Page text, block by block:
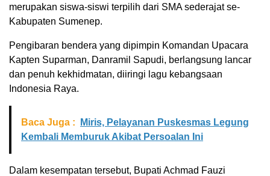
merupakan siswa-siswi terpilih dari SMA sederajat se-
Kabupaten Sumenep.
Pengibaran bendera yang dipimpin Komandan Upacara
Kapten Suparman, Danramil Sapudi, berlangsung lancar
dan penuh kekhidmatan, diiringi lagu kebangsaan
Indonesia Raya.
Baca Juga :
Miris, Pelayanan Puskesmas Legung
Kembali Memburuk Akibat Persoalan Ini
Dalam kesempatan tersebut, Bupati Achmad Fauzi